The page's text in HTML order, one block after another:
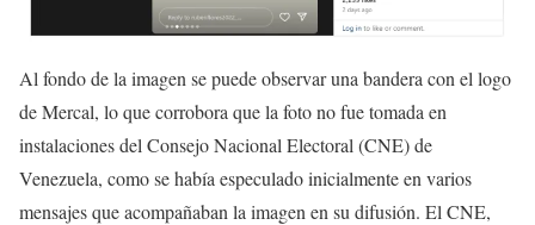
Al fondo de la imagen se puede observar una bandera con el logo
de Mercal, lo que corrobora que la foto no fue tomada en
instalaciones del Consejo Nacional Electoral (CNE) de
Venezuela, como se había especulado inicialmente en varios
mensajes que acompañaban la imagen en su difusión. El CNE,